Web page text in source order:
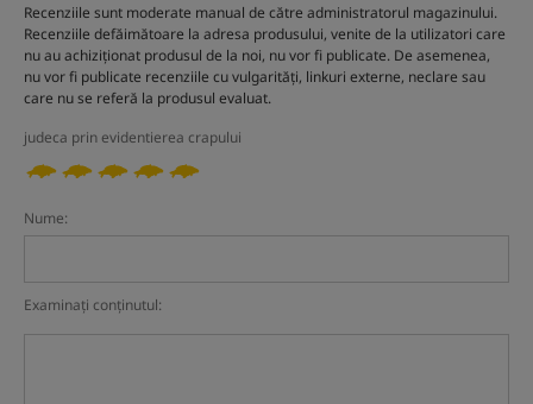
Recenziile sunt moderate manual de către administratorul magazinului.
Recenziile defăimătoare la adresa produsului, venite de la utilizatori care
nu au achiziționat produsul de la noi, nu vor fi publicate. De asemenea,
nu vor fi publicate recenziile cu vulgarități, linkuri externe, neclare sau
care nu se referă la produsul evaluat.
judeca prin evidentierea crapului
Nume:
Examinați conținutul: